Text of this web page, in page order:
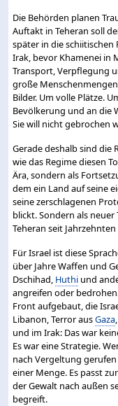
Die Behörden planen
Auftakt in Teheran soll
später in die
Irak, bevor Khamenei in
Transport, Verpflegung
große
Bilder. Um volle Plätze.
Bevölkerung und an die
Sie will nicht gebrochen
Gerade deshalb sind die
wie das Regime diesen
Ära, sondern als
dem ein Land auf seine
seine zerschlagenen
blickt. Sondern als
Teheran seit
Für Israel ist diese
über Jahre Waffen und
Dschihad, Huthi und
angreifen oder
Front aufgebaut, die
Libanon, Terror ausGaza
und im Irak: Das war
Es war eine Strategie.
nach Vergeltung
einer Menge. Es passt
der Gewalt nach außen
begreift.